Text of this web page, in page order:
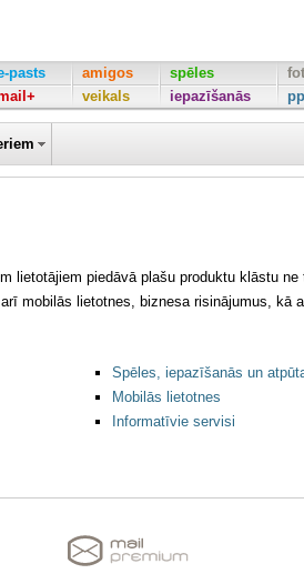
pasts
amigos
veikals
spēles
iepazīšanās
lietotājiem piedāvā plašu produktu klāstu ne
mobilās lietotnes, biznesa risinājumus, kā
Spēles, iepazīšanās un
Mobilās lietotnes
Informatīvie servisi